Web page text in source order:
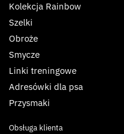
Kolekcja Rainbow
Szelki
Obroże
Smycze
Linki treningowe
Adresówki dla psa
Przysmaki
Obsługa klienta